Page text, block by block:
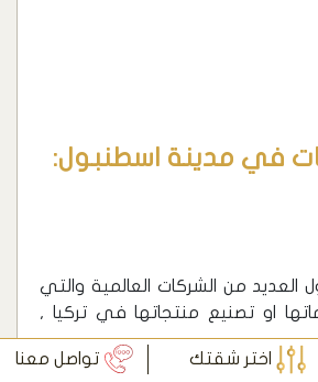
في مدينة اسطنبول:
من الشركات العالمية والتي
او تصنيع منتجاتها في تركيا ,
اختر شقتك تواصل معنا